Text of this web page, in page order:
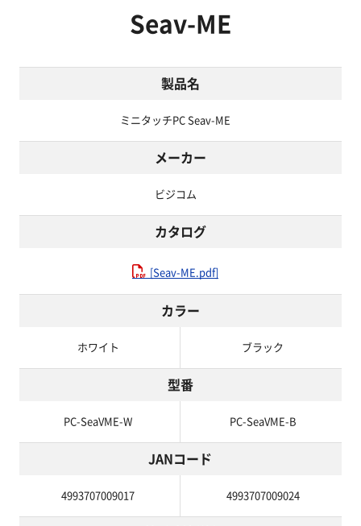
Seav-ME
製品名
ミニタッチPC Seav-ME
メーカー
ビジコム
カタログ
[Seav-ME.pdf]
カラー
ホワイト ブラック
型番
PC-SeaVME-W PC-SeaVME-B
JANコード
4993707009017 4993707009024